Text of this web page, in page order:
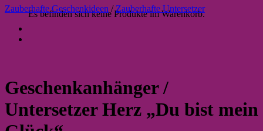
Es befinden sich keine Produkte im Warenkorb.
Zauberhafte Geschenkideen / Zauberhafte Untersetzer
Geschenkanhänger /
Untersetzer Herz „Du bist mein